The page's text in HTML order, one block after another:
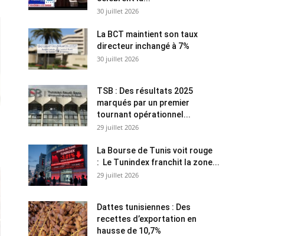
30 juillet 2026
La BCT maintient son taux
directeur inchangé à 7%
30 juillet 2026
TSB : Des résultats 2025
marqués par un premier
tournant opérationnel...
29 juillet 2026
La Bourse de Tunis voit rouge
: Le Tunindex franchit la zone...
29 juillet 2026
Dattes tunisiennes : Des
recettes d’exportation en
hausse de 10,7%